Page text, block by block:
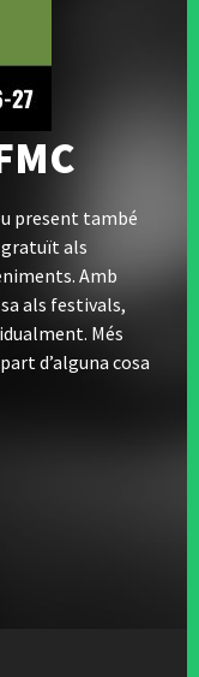
present també
gratuït als
Amb
als festivals,
Més
d’alguna cosa